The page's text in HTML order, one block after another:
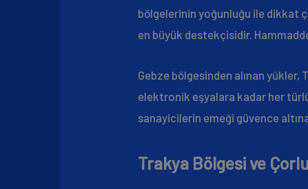
bölgelerinin yoğunluğu ile dikkat
en büyük destekçisidir.
Gebze bölgesinden alınan yükler,
elektronik eşyalara kadar her
sanayicilerin emeği güvence
Trakya Bölgesi ve